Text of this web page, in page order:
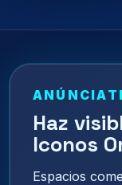
Haz
Iconos
Espacios